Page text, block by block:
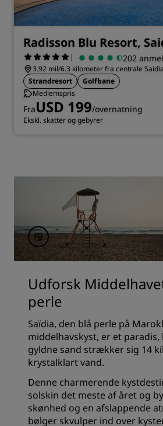
Radisson Blu Resort,
| 202
3.92 mil/6.3 kilometer fra centrale Saidia
Strandresort
Golfbane
Medlemspris
FraUSD 199/overnatning
Ekskl. skatter og gebyrer
Udforsk
perle
Saïdia, den blå perle på
middelhavskyst, er et
gyldne sand strækker sig 14
krystalklart vand.
Denne charmerende
solskin det meste af året og
skønhed og en afslappende
bølger skvulper ind over